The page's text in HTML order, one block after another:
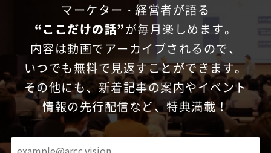
マーケター・経営者が語る
“ここだけの話”が毎月楽しめます。
内容は動画でアーカイブされるので、
いつでも無料で見返すことができます。
その他にも、新着記事の案内やイベント
情報の先行配信など、特典満載！